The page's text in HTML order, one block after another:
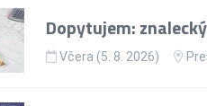
Dopytujem:
Včera (5. 8. 2026)